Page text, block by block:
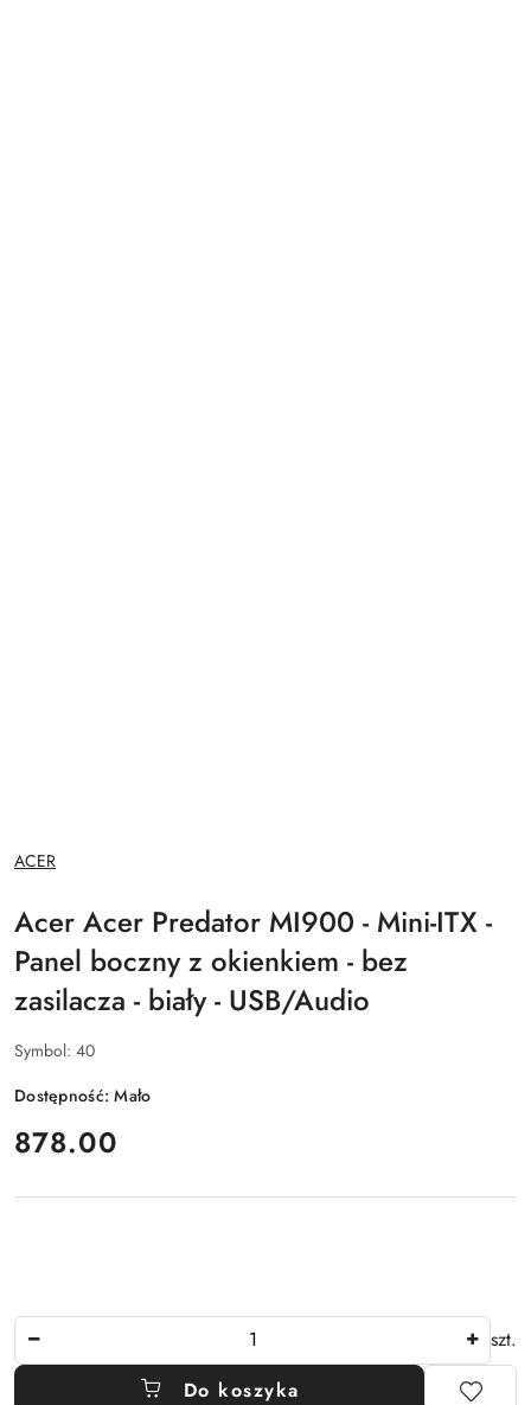
NAZWA
PRODUCENTA:
ACER
Acer Acer Predator MI900 - Mini-ITX -
Panel boczny z okienkiem - bez
zasilacza - biały - USB/Audio
Symbol: 40
Dostępność:Mało
cena:
878.00
szt.
Do koszyka